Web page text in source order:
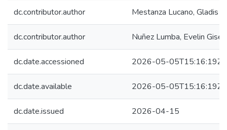
dc.contributor.author Mestanza Lucano, Gladis
dc.contributor.author Nuñez Lumba, Evelin
dc.date.accessioned 2026-05-05T15:16:19Z
dc.date.available 2026-05-05T15:16:19Z
dc.date.issued 2026-04-15